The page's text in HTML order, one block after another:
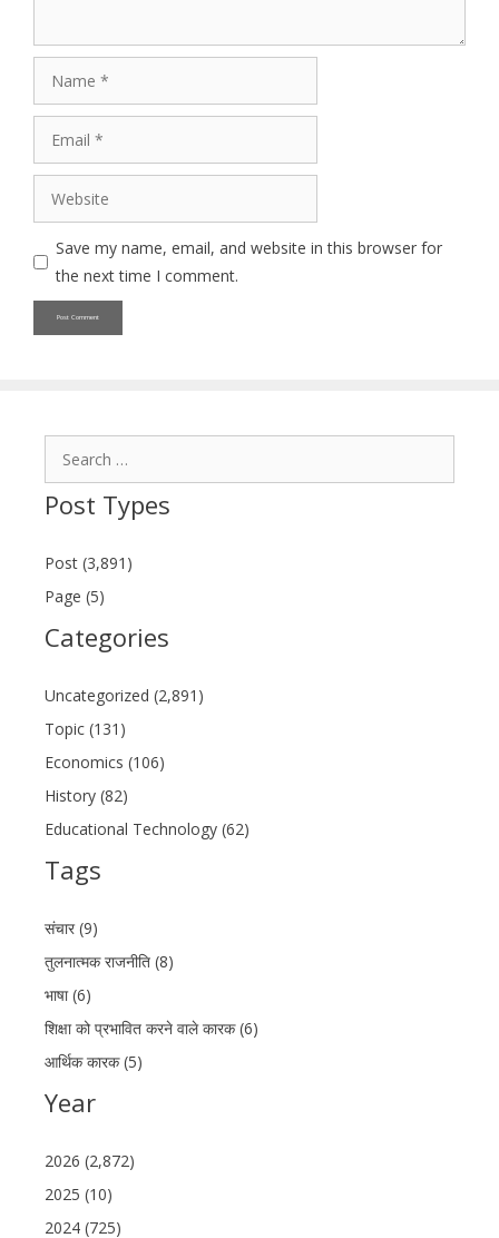
Website
Save my name, email, and website in this browser for
the next time I comment.
Post Types
Post (3,891)
Page (5)
Categories
Uncategorized (2,891)
Topic (131)
Economics (106)
History (82)
Educational Technology (62)
Tags
संचार (9)
तुलनात्मक राजनीति (8)
भाषा (6)
शिक्षा को प्रभावित करने वाले कारक (6)
आर्थिक कारक (5)
Year
2026 (2,872)
2025 (10)
2024 (725)